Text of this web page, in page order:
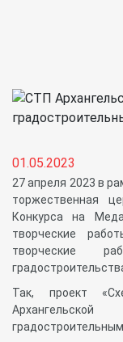
01.05.2023
27 апреля 2023 в
торжественная
Конкурса на
творческие
творческие
Так, проект